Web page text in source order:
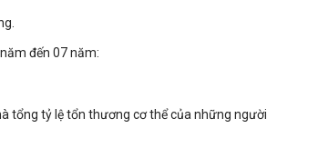
đến 07 năm:
tổng tỷ lệ tổn thương cơ thể của những người